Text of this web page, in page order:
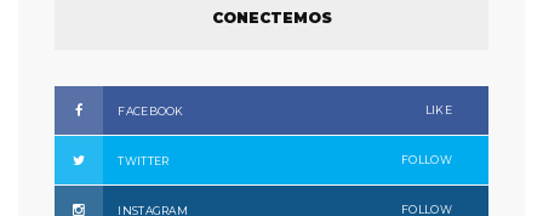
CONECTEMOS
FACEBOOK LIKE
TWITTER FOLLOW
INSTAGRAM FOLLOW